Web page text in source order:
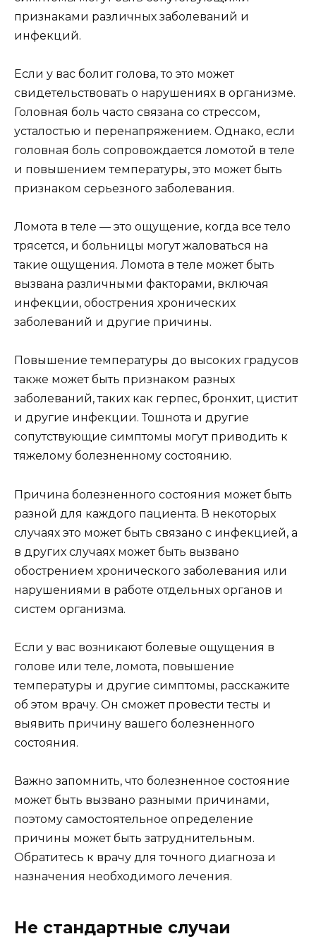
признаками различных заболеваний и
инфекций.
Если у вас болит голова, то это может
свидетельствовать о нарушениях в организме.
Головная боль часто связана со стрессом,
усталостью и перенапряжением. Однако, если
головная боль сопровождается ломотой в теле
и повышением температуры, это может быть
признаком серьезного заболевания.
Ломота в теле — это ощущение, когда все тело
трясется, и больницы могут жаловаться на
такие ощущения. Ломота в теле может быть
вызвана различными факторами, включая
инфекции, обострения хронических
заболеваний и другие причины.
Повышение температуры до высоких градусов
также может быть признаком разных
заболеваний, таких как герпес, бронхит, цистит
и другие инфекции. Тошнота и другие
сопутствующие симптомы могут приводить к
тяжелому болезненному состоянию.
Причина болезненного состояния может быть
разной для каждого пациента. В некоторых
случаях это может быть связано с инфекцией, а
в других случаях может быть вызвано
обострением хронического заболевания или
нарушениями в работе отдельных органов и
систем организма.
Если у вас возникают болевые ощущения в
голове или теле, ломота, повышение
температуры и другие симптомы, расскажите
об этом врачу. Он сможет провести тесты и
выявить причину вашего болезненного
состояния.
Важно запомнить, что болезненное состояние
может быть вызвано разными причинами,
поэтому самостоятельное определение
причины может быть затруднительным.
Обратитесь к врачу для точного диагноза и
назначения необходимого лечения.
Не стандартные случаи